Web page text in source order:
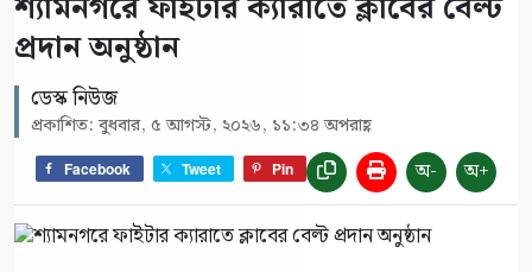
প্রদান অনুষ্ঠান
ডেস্ক নিউজ
প্রকাশিত: বুধবার, ৫ আগস্ট, ২০২৬, ১১:৩৪ অপরাহ্ণ
Facebook Tweet Pin অ- অ+